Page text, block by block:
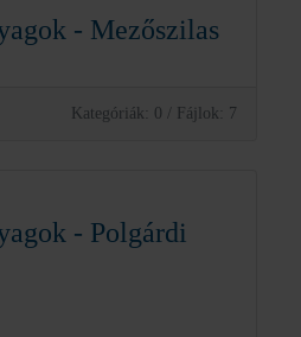
- Mezőszilas
Kategóriák: 0 / Fájlok: 7
- Polgárdi